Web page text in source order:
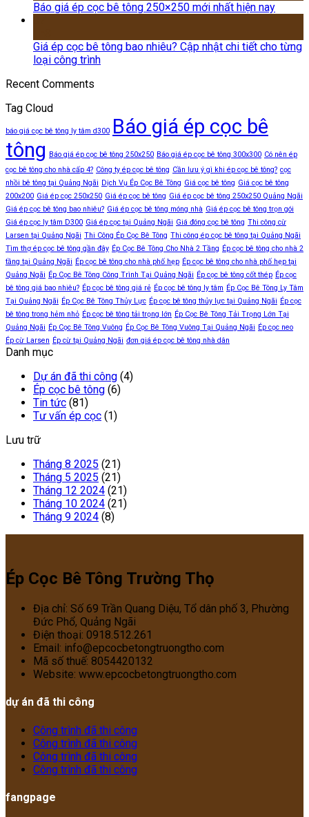
Báo giá ép cọc bê tông 250×250 mới nhất hiện nay
Giá ép cọc bê tông bao nhiêu? Cập nhật chi tiết cho từng
loại công trình
Recent Comments
Tag Cloud
báo giá cọc bê tông ly tâm d300 Báo giá ép cọc bê
tông
Báo giá ép cọc bê tông 250x250 Báo giá ép cọc bê tông 300x300 Có nên ép
cọc bê tông cho nhà cấp 4? Công ty ép cọc bê tông Cần lưu ý gì khi ép cọc bê tông? cọc
nhồi bê tông tại Quảng Ngãi Dịch Vụ Ép Cọc Bê Tông Giá cọc bê tông Giá cọc bê tông
200x200 Giá ép cọc 250x250 Giá ép cọc bê tông Giá ép cọc bê tông 250x250 Quảng Ngãi
Giá ép cọc bê tông bao nhiêu? Giá ép cọc bê tông móng nhà Giá ép cọc bê tông trọn gói
Giá ép cọc ly tâm D300 Giá ép cọc tại Quảng Ngãi Giá đóng cọc bê tông Thi công cừ
Larsen tại Quảng Ngãi Thi Công Ép Cọc Bê Tông Thi công ép cọc bê tông tại Quảng Ngãi
Tìm thợ ép cọc bê tông gần đây Ép Cọc Bê Tông Cho Nhà 2 Tầng Ép cọc bê tông cho nhà 2
tầng tại Quảng Ngãi Ép cọc bê tông cho nhà phố hẹp Ép cọc bê tông cho nhà phố hẹp tại
Quảng Ngãi Ép Cọc Bê Tông Công Trình Tại Quảng Ngãi Ép cọc bê tông cốt thép Ép cọc
bê tông giá bao nhiêu? Ép cọc bê tông giá rẻ Ép cọc bê tông ly tâm Ép Cọc Bê Tông Ly Tâm
Tại Quảng Ngãi Ép Cọc Bê Tông Thủy Lực Ép cọc bê tông thủy lực tại Quảng Ngãi Ép cọc
bê tông trong hẻm nhỏ Ép cọc bê tông tải trọng lớn Ép Cọc Bê Tông Tải Trọng Lớn Tại
Quảng Ngãi Ép Cọc Bê Tông Vuông Ép Cọc Bê Tông Vuông Tại Quảng Ngãi Ép cọc neo
Ép cừ Larsen Ép cừ tại Quảng Ngãi đơn giá ép cọc bê tông nhà dân
Danh mục
Dự án đã thi công (4)
Ép cọc bê tông (6)
Tin tức (81)
Tư vấn ép cọc (1)
Lưu trữ
Tháng 8 2025 (21)
Tháng 5 2025 (21)
Tháng 12 2024 (21)
Tháng 10 2024 (21)
Tháng 9 2024 (8)
Ép Cọc Bê Tông Trường Thọ
Địa chỉ: Số 69 Trần Quang Diệu, Tổ dân phố 3, Phường
Đức Phổ, Quảng Ngãi
Điện thoại: 0918.512.261
Email: info@epcocbetongtruongtho.com
Mã số thuế: 8054420132
Website: www.epcocbetongtruongtho.com
dự án đã thi công
Công trình đã thi công
Công trình đã thi công
Công trình đã thi công
Công trình đã thi công
fangpage